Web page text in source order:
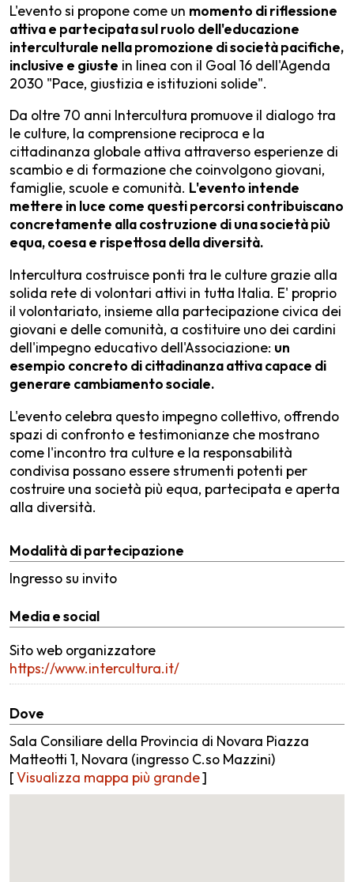
L'evento si propone come un momento di riflessione
attiva e partecipata sul ruolo dell'educazione
interculturale nella promozione di società pacifiche,
inclusive e giuste in linea con il Goal 16 dell'Agenda
2030 "Pace, giustizia e istituzioni solide".
Da oltre 70 anni Intercultura promuove il dialogo tra
le culture, la comprensione reciproca e la
cittadinanza globale attiva attraverso esperienze di
scambio e di formazione che coinvolgono giovani,
famiglie, scuole e comunità. L'evento intende
mettere in luce come questi percorsi contribuiscano
concretamente alla costruzione di una società più
equa, coesa e rispettosa della diversità.
Intercultura costruisce ponti tra le culture grazie alla
solida rete di volontari attivi in tutta Italia. E' proprio
il volontariato, insieme alla partecipazione civica dei
giovani e delle comunità, a costituire uno dei cardini
dell'impegno educativo dell'Associazione: un
esempio concreto di cittadinanza attiva capace di
generare cambiamento sociale.
L'evento celebra questo impegno collettivo, offrendo
spazi di confronto e testimonianze che mostrano
come l'incontro tra culture e la responsabilità
condivisa possano essere strumenti potenti per
costruire una società più equa, partecipata e aperta
alla diversità.
Modalità di partecipazione
Ingresso su invito
Media e social
Sito web organizzatore
https://www.intercultura.it/
Dove
Sala Consiliare della Provincia di Novara Piazza
Matteotti 1, Novara (ingresso C.so Mazzini)
[Visualizza mappa più grande]